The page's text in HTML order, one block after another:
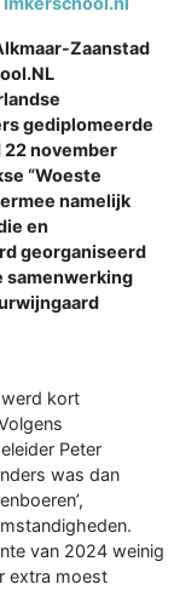
Zaanstad
gediplomeerde
november
“Woeste
namelijk
en
georganiseerd
samenwerking
kort
Peter
was dan
van 2024 weinig
extra moest